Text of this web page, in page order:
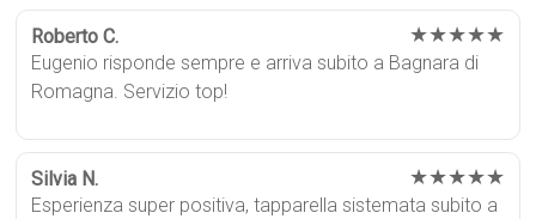
Roberto C. ★★★★★
Eugenio risponde sempre e arriva subito a Bagnara di
Romagna. Servizio top!
Silvia N. ★★★★★
Esperienza super positiva, tapparella sistemata subito a